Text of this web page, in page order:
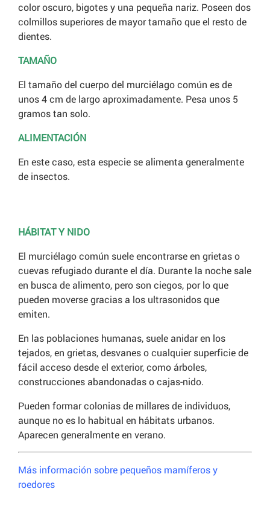
color oscuro, bigotes y una pequeña nariz. Poseen dos
colmillos superiores de mayor tamaño que el resto de
dientes.
TAMAÑO
El tamaño del cuerpo del murciélago común es de
unos 4 cm de largo aproximadamente. Pesa unos 5
gramos tan solo.
ALIMENTACIÓN
En este caso, esta especie se alimenta generalmente
de insectos.
HÁBITAT Y NIDO
El murciélago común suele encontrarse en grietas o
cuevas refugiado durante el día. Durante la noche sale
en busca de alimento, pero son ciegos, por lo que
pueden moverse gracias a los ultrasonidos que
emiten.
En las poblaciones humanas, suele anidar en los
tejados, en grietas, desvanes o cualquier superficie de
fácil acceso desde el exterior, como árboles,
construcciones abandonadas o cajas-nido.
Pueden formar colonias de millares de individuos,
aunque no es lo habitual en hábitats urbanos.
Aparecen generalmente en verano.
Más información sobre pequeños mamíferos y
roedores